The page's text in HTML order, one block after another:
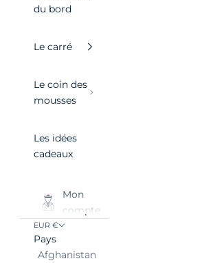
du bord
Le carré
Le coin des
mousses
Les idées
cadeaux
Mon
compte
EUR €
Pays
Afghanistan